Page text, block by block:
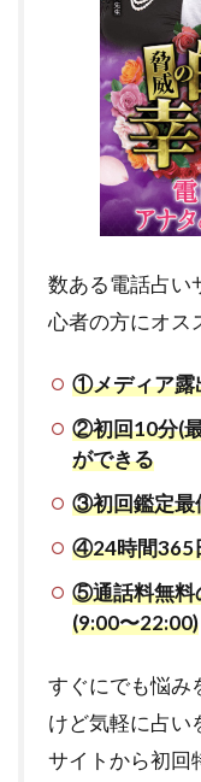
数ある電話占い
心者の方にオス
①メディア露
②初回10分(
ができる
③初回鑑定最
④24時間365
⑤通話料無料
(9:00〜22:00)
すぐにでも悩み
けど気軽に占い
サイトから初回